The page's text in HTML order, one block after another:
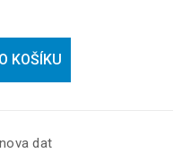
KOŠÍKU
dat